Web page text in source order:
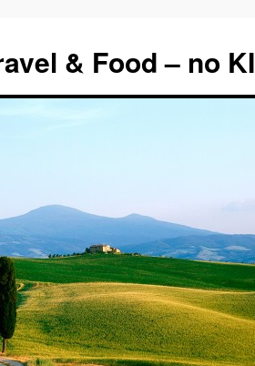
& Food – no KI